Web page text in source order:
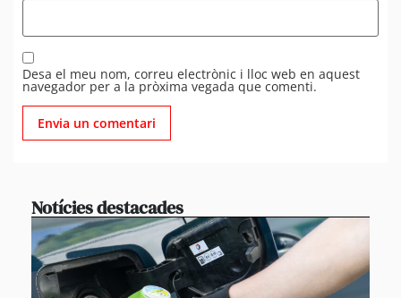
Desa el meu nom, correu electrònic i lloc web en aquest
navegador per a la pròxima vegada que comenti.
Notícies destacades